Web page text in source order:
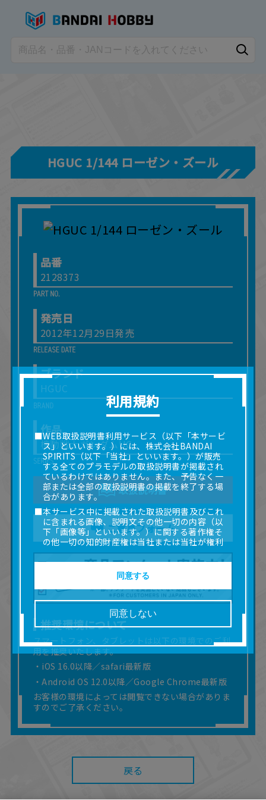
HGUC 1/144 ローゼン・ズール
品番
2128373
発売日
2012年12月29日発売
ブランド
HGUC
作品
機動戦士ガンダムUC
取扱説明書
ご意見フォーム
推奨環境について
スマートフォン、タブレットは以下の環境でのご利
用を推奨いたします。
・iOS 16.0以降／safari最新版
・Android OS 12.0以降／Google Chrome最新版
お客様の環境によっては閲覧できない場合がありま
すのでご了承ください。
戻る
利用規約
■WEB取扱説明書利用サービス（以下「本サービ
ス」といいます。）には、株式会社BANDAI
SPIRITS（以下「当社」といいます。）が販売
する全てのプラモデルの取扱説明書が掲載され
ているわけではありません。また、予告なく一
部または全部の取扱説明書の掲載を終了する場
合があります。
■本サービス中に掲載された取扱説明書及びこれ
に含まれる画像、説明文その他一切の内容（以
下「画像等」といいます。）に関する著作権そ
の他一切の知的財産権は当社または当社が権利
の許諾を受ける第三者に帰属します。
使用（本サービス内の意見投稿の目的での画像
等の利用を含みます。）を超えて使用（複製、
複写、改変、掲示、頒布、配信、販売、出版等
を含むがこれに限りません。）することは禁止
いたします。
■掲載している取扱説明書は、お客様が購入され
た商品に同梱されたものと異なる場合がありま
す。
■対象商品仕様の変更などにより、取扱説明書の
内容は予告なく変更される場合があります。
■当社は、取扱説明書の正確性確保に努めており
ますが、取扱説明書の完全性を保証するもので
はありません。
■お客様のご利用環境によっては、本サービスを
ご利用いただけない場合があります。
かったことにより利用者に何らかの損害が生じ
たとしても、当社は何らの責任を負いません。
また、本サイトを利用したことによって、利用
同意しない
同意する